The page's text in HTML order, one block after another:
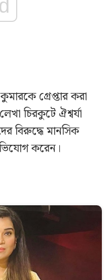
গ্রেপ্তার করা
চিরকুটে ঐশ্বর্যা
বিরুদ্ধে মানসিক
করেন।